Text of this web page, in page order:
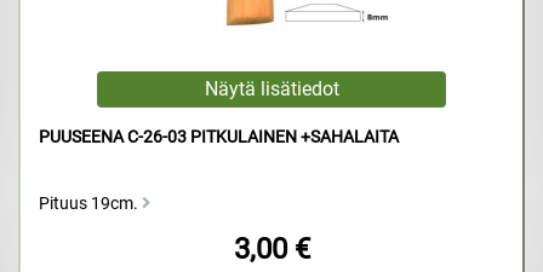
PUUSEENA C-26-03 PITKULAINEN +SAHALAITA
Pituus 19cm.
3,00 €